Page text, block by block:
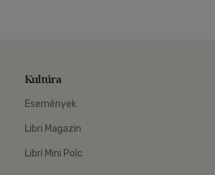
Kultúra
Események
Libri Magazin
Libri Mini Polc